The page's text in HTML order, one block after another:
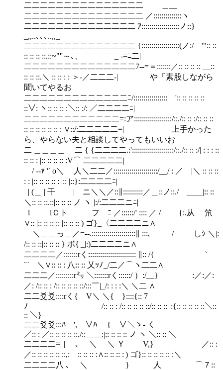
二二二二二二二二二二二二二二二 ＿__
二二二二二二二二二二二二二二二 ／::::::::::::::ヽ
二二二二二二二二二二二二二二 ｱ:::::::::::::::::::ノ::}
_,,..､､､..,,_
二二二二二二二二二二二二二二 {:::::::::::::::::::(ノ:/ '":: ::
:: :: :: ::.::~"''～､、 _ -=ﾆ二|
二二二二二二二二二二二二二二7-‐=＝:::::::／:: :: :: :: __::
:: :: ::.＼ :: :: : : ＞-／二二二-| や「素股しながら
聞いてやるお
二二二二二二二二二二二二二ﾆ/::::::::::::::::: ':: :: :: :: ::
::∨: ヽ:: :: :: :＼:: :/: ／二二二二ﾆ|
二二二二二二二二二二二二=:ア:::::::::::::::::::/::./:: :: :/:: :: ::
:: :: :: :: :: :: : ∨::/:二二二二二=| 上手かった
ら、やらない夫と相談してやってもいいお
二 ＿＿＿＿ 二 { {二二二二.:':::::::::::::::::::::/::./:: :: :/| : : : ::
:: :: : |:: :: :: :: :V⌒ 二二二二二|
/ -‐ｧ ″ o＼ 人＼二二／::::::::::::::::::::::/__/ : ／ |＼ :: :: ::
: : |:: :: :: :: : |:: |::}:二二二二ﾆ|
| (＿ | 干 | ニ＼＼／::∥::::::::::／＿::ノ::./ ____|:: ::
＼:: :: ::.::|:: :: :: ノ ヽ |:/:二二二ニﾆ|
l lＣト フ ﾆ ／::::::/' :::: ／ / {:.从 笊
∨:: |:: :: :: :: |:: :: :: ) ゴ}_〈二二二二ニ∧
＼＿＿っ＿／=-‐.::::::::::::::::::::::∥ :::, / しｼ ＼|:
/:: :: ::|:: :: :: } ボ{ _|:)二二二二ニ∧
二二二二／:::::::rく:::::::::::::::::::::::: ∥:: /{ ｀
¨¨ ＼∨:: :: : 八:: :: 乂ｯﾉ _/二／⌒ヽ二二∧
二二二／:::::::::r㍉ ＼:::::::rく::::::/ ）:/__} :／:／:
／: /:: :: : /:: :: :: :: ::/:::￣|_/: : : :＼ ＼二 ∧
二二爻爻::::rく{ V＼ ＼{ }::::{:: 7
ﾉ /:: :: : /:: :: :: :: ::/:: :: :: |:{:: :: :: :: ::＼::
:: ＼}
二二爻爻:::ﾊ ', ∨ﾊ { ∨＼ゝ-〈
／:: : ／:: :: :: :: ::./::＿＿:|:: :: :: :: ノ ヽ ＼:: :: ＼
二二二二=| | ､ ＼ ＼ Ｙ V,} ／:: :
／:: :: :: :: :: ::,: :: :: :: :∧:: :: :: : ) ゴ}:: :: :: :: :: :＼
二二二二八 ､ ＼ } 人 ⌒７::